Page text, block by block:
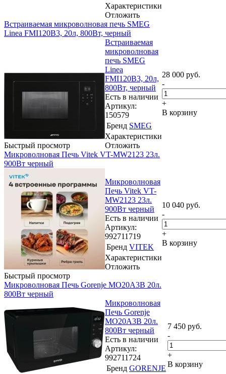
Характеристики
Отложить
Встраиваемая микроволновая печь SMEG
Linea FMI120B3, 20л, 800Вт, черный
Быстрый просмотр
Встраиваемая
микроволновая
печь SMEG
Linea
FMI120B3, 20л,
800Вт, черный
Есть в наличии
Артикул:
150579
Бренд SMEG
Характеристики
Отложить
28 000 руб.
-
+
В корзину
Микроволновая Печь Vitek VT-MW2123 23л.
900Вт черный
Быстрый просмотр
Микроволновая
Печь Vitek VT-
MW2123 23л.
900Вт черный
Есть в наличии
Артикул:
992711719
Бренд VITEK
Характеристики
Отложить
10 040 руб.
-
+
В корзину
Микроволновая Печь Gorenje MO20A3B 20л.
800Вт черный
Микроволновая
Печь Gorenje
MO20A3B 20л.
800Вт черный
Есть в наличии
Артикул:
992711724
Бренд GORENJE
7 450 руб.
-
+
В корзину